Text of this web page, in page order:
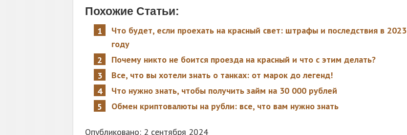
Похожие Статьи:
Что будет, если проехать на красный свет: штрафы и последствия в 2023
году
Почему никто не боится проезда на красный и что с этим делать?
Все, что вы хотели знать о танках: от марок до легенд!
Что нужно знать, чтобы получить займ на 30 000 рублей
Обмен криптовалюты на рубли: все, что вам нужно знать
Опубликовано: 2 сентября 2024